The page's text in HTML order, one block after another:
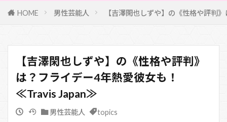
HOME 男性芸能人 【吉澤閑也しずや】の《性格や評判
【吉澤閑也しずや】の《性格や評判》
は？フライデー4年熱愛彼女も！
≪Travis Japan≫
男性芸能人 topics